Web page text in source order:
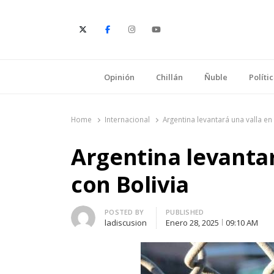
Opinión Chillán Ñuble
Home Internacional Argentina levantará una valla
Argentina
con Bolivia
Author
POSTED BY
ladiscusion
PUBLISHED
Enero 28, 2025 09:10 AM